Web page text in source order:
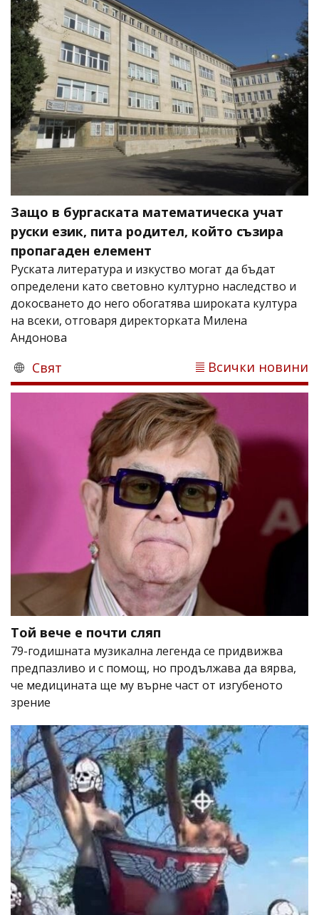
Защо в бургаската математическа учат
руски език, пита родител, който съзира
пропагаден елемент
Руската литература и изкуство могат да бъдат
определени като световно културно наследство и
докосването до него обогатява широката култура
на всеки, отговаря директорката Милена
Андонова
Свят Всички новини
Той вече е почти сляп
79-годишната музикална легенда се придвижва
предпазливо и с помощ, но продължава да вярва,
че медицината ще му върне част от изгубеното
зрение